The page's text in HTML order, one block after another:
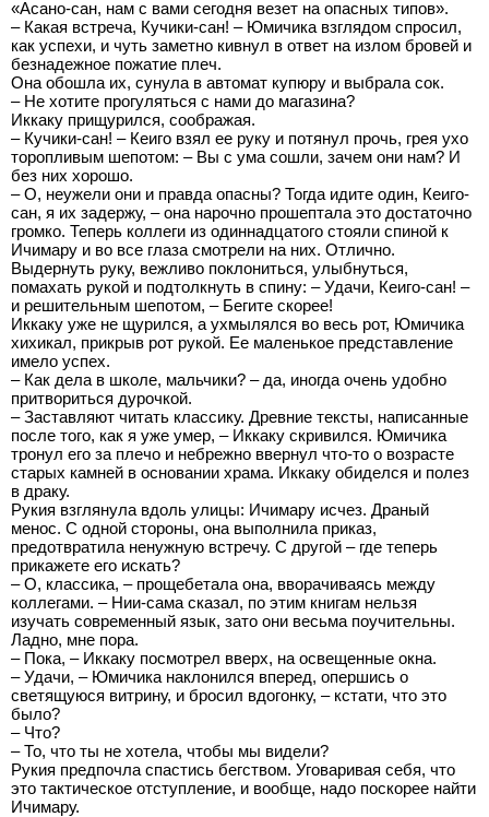
«Асано-сан, нам с вами сегодня везет на опасных типов».
– Какая встреча, Кучики-сан! – Юмичика взглядом спросил,
как успехи, и чуть заметно кивнул в ответ на излом бровей и
безнадежное пожатие плеч.
Она обошла их, сунула в автомат купюру и выбрала сок.
– Не хотите прогуляться с нами до магазина?
Иккаку прищурился, соображая.
– Кучики-сан! – Кеиго взял ее руку и потянул прочь, грея ухо
торопливым шепотом: – Вы с ума сошли, зачем они нам? И
без них хорошо.
– О, неужели они и правда опасны? Тогда идите один, Кеиго-
сан, я их задержу, – она нарочно прошептала это достаточно
громко. Теперь коллеги из одиннадцатого стояли спиной к
Ичимару и во все глаза смотрели на них. Отлично.
Выдернуть руку, вежливо поклониться, улыбнуться,
помахать рукой и подтолкнуть в спину: – Удачи, Кеиго-сан! –
и решительным шепотом, – Бегите скорее!
Иккаку уже не щурился, а ухмылялся во весь рот, Юмичика
хихикал, прикрыв рот рукой. Ее маленькое представление
имело успех.
– Как дела в школе, мальчики? – да, иногда очень удобно
притвориться дурочкой.
– Заставляют читать классику. Древние тексты, написанные
после того, как я уже умер, – Иккаку скривился. Юмичика
тронул его за плечо и небрежно ввернул что-то о возрасте
старых камней в основании храма. Иккаку обиделся и полез
в драку.
Рукия взглянула вдоль улицы: Ичимару исчез. Драный
менос. С одной стороны, она выполнила приказ,
предотвратила ненужную встречу. С другой – где теперь
прикажете его искать?
– О, классика, – прощебетала она, вворачиваясь между
коллегами. – Нии-сама сказал, по этим книгам нельзя
изучать современный язык, зато они весьма поучительны.
Ладно, мне пора.
– Пока, – Иккаку посмотрел вверх, на освещенные окна.
– Удачи, – Юмичика наклонился вперед, опершись о
светящуюся витрину, и бросил вдогонку, – кстати, что это
было?
– Что?
– То, что ты не хотела, чтобы мы видели?
Рукия предпочла спастись бегством. Уговаривая себя, что
это тактическое отступление, и вообще, надо поскорее найти
Ичимару.